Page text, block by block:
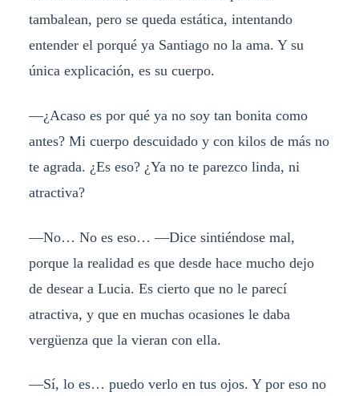
tambalean, pero se queda estática, intentando
entender el porqué ya Santiago no la ama. Y su
única explicación, es su cuerpo.
—¿Acaso es por qué ya no soy tan bonita como
antes? Mi cuerpo descuidado y con kilos de más no
te agrada. ¿Es eso? ¿Ya no te parezco linda, ni
atractiva?
—No… No es eso… —Dice sintiéndose mal,
porque la realidad es que desde hace mucho dejo
de desear a Lucia. Es cierto que no le parecí
atractiva, y que en muchas ocasiones le daba
vergüenza que la vieran con ella.
—Sí, lo es… puedo verlo en tus ojos. Y por eso no